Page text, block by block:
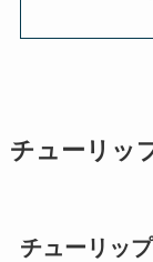
チューリッ
チューリッ